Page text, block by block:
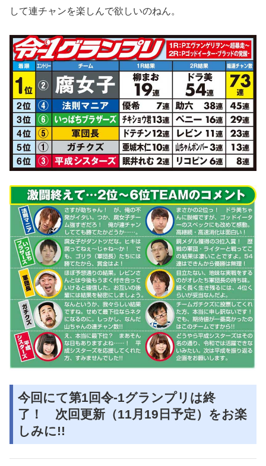
して連チャンを楽しんで欲しいのねん。
今回にて第1回令-1グランプリは終
了！ 次回更新（11月19日予定）をお楽
しみに!!